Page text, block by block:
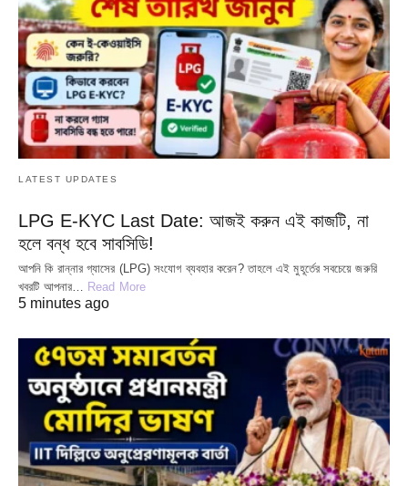
LATEST UPDATES
LPG E-KYC Last Date: আজই করুন এই কাজটি, না
হলে বন্ধ হবে সাবসিডি!
আপনি কি রান্নার গ্যাসের (LPG) সংযোগ ব্যবহার করেন? তাহলে এই মুহূর্তের সবচেয়ে জরুরি
খবরটি আপনার… Read More
5 minutes ago